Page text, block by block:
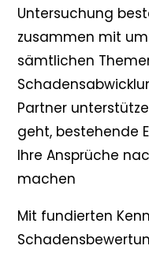
Untersuchung
zusammen mit
sämtlichen
Partner
geht, bestehende
Ihre Ansprüche
machen
Mit fundierten